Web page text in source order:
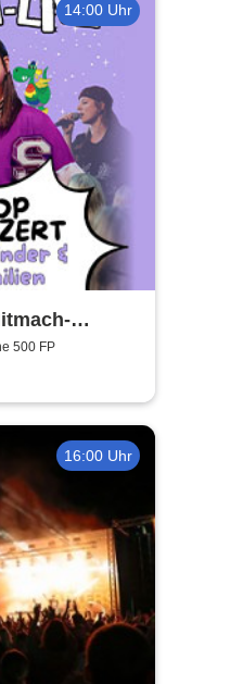
14:00 Uhr
ganze
500 FP
16:00 Uhr